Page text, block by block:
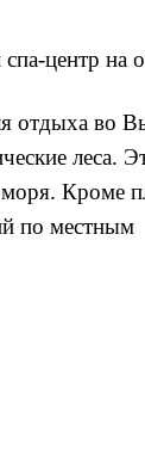
центр на
отдыха во
леса.
моря. Кроме
по местным